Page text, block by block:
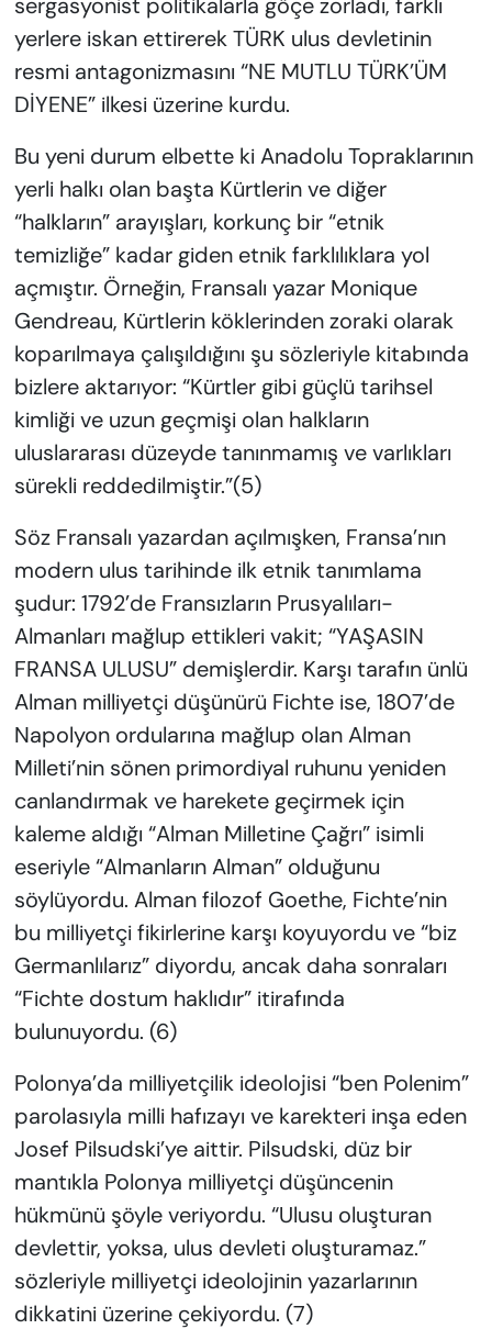
yerlere iskan ettirerek TÜRK ulus devletinin
resmi antagonizmasını “NE MUTLU TÜRK’ÜM
DİYENE” ilkesi üzerine kurdu.
Bu yeni durum elbette ki Anadolu Topraklarının
yerli halkı olan başta Kürtlerin ve diğer
“halkların” arayışları, korkunç bir “etnik
temizliğe” kadar giden etnik farklılıklara yol
açmıştır. Örneğin, Fransalı yazar Monique
Gendreau, Kürtlerin köklerinden zoraki olarak
koparılmaya çalışıldığını şu sözleriyle kitabında
bizlere aktarıyor: “Kürtler gibi güçlü tarihsel
kimliği ve uzun geçmişi olan halkların
uluslararası düzeyde tanınmamış ve varlıkları
sürekli reddedilmiştir.”(5)
Söz Fransalı yazardan açılmışken, Fransa’nın
modern ulus tarihinde ilk etnik tanımlama
şudur: 1792’de Fransızların Prusyalıları-
Almanları mağlup ettikleri vakit; “YAŞASIN
FRANSA ULUSU” demişlerdir. Karşı tarafın ünlü
Alman milliyetçi düşünürü Fichte ise, 1807’de
Napolyon ordularına mağlup olan Alman
Milleti’nin sönen primordiyal ruhunu yeniden
canlandırmak ve harekete geçirmek için
kaleme aldığı “Alman Milletine Çağrı” isimli
eseriyle “Almanların Alman” olduğunu
söylüyordu. Alman filozof Goethe, Fichte’nin
bu milliyetçi fikirlerine karşı koyuyordu ve “biz
Germanlılarız” diyordu, ancak daha sonraları
“Fichte dostum haklıdır” itirafında
bulunuyordu. (6)
Polonya’da milliyetçilik ideolojisi “ben Polenim”
parolasıyla milli hafızayı ve karekteri inşa eden
Josef Pilsudski’ye aittir. Pilsudski, düz bir
mantıkla Polonya milliyetçi düşüncenin
hükmünü şöyle veriyordu. “Ulusu oluşturan
devlettir, yoksa, ulus devleti oluşturamaz.”
sözleriyle milliyetçi ideolojinin yazarlarının
dikkatini üzerine çekiyordu. (7)